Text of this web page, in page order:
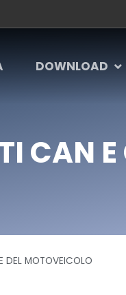
DOWNLOAD
CAN
DEL MOTOVEICOLO